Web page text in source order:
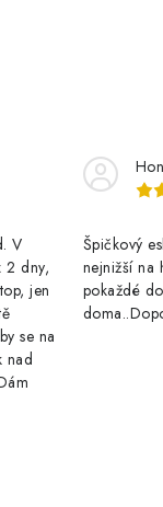
V
2 dny,
jen
se na
nad
Špičkový
nejnižší na
pokaždé